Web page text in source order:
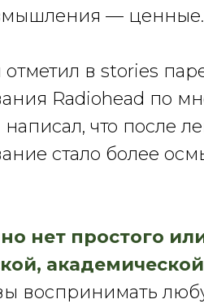
— ценные.
в stories
Radiohead по
что после
стало более
нет простого
воспринимать